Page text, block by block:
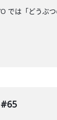
では「どうぶ